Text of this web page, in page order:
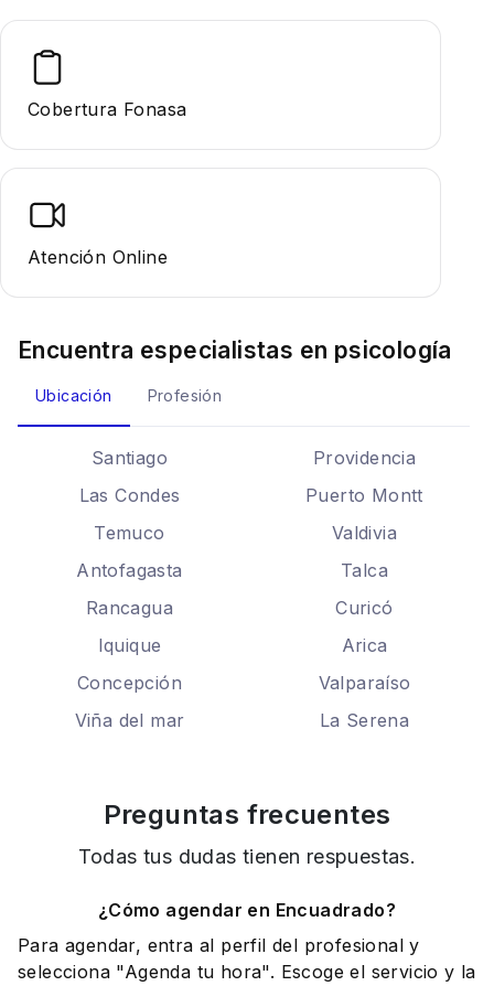
Cobertura Fonasa
Atención Online
Encuentra especialistas en psicología
Ubicación Profesión
Santiago
Providencia
Las Condes
Puerto Montt
Temuco
Valdivia
Antofagasta
Talca
Rancagua
Curicó
Iquique
Arica
Concepción
Valparaíso
Viña del mar
La Serena
Preguntas frecuentes
Todas tus dudas tienen respuestas.
¿Cómo agendar en Encuadrado?
Para agendar, entra al perfil del profesional y
selecciona "Agenda tu hora". Escoge el servicio y la